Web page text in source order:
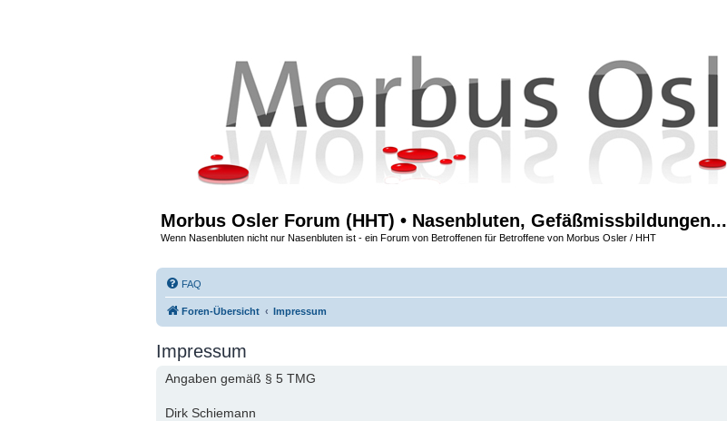
Morbus Osler Forum (HHT) • Nasenbluten, Gefäßmissbildungen...
Wenn Nasenbluten nicht nur Nasenbluten ist - ein Forum von Betroffenen für Betroffene von Morbus Osler / HHT
FAQ
Foren-Übersicht Impressum
Impressum
Angaben gemäß § 5 TMG
Dirk Schiemann